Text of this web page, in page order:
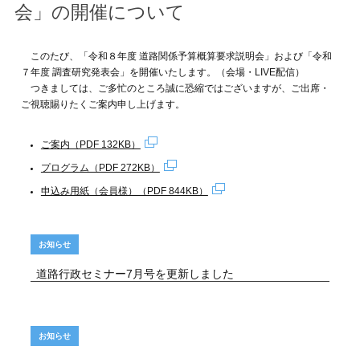
会」の開催について
このたび、「令和８年度 道路関係予算概算要求説明会」および「令和
７年度 調査研究発表会」を開催いたします。（会場・LIVE配信）
つきましては、ご多忙のところ誠に恐縮ではございますが、ご出席・
ご視聴賜りたくご案内申し上げます。
ご案内（PDF 132KB）
プログラム（PDF 272KB）
申込み用紙（会員様）（PDF 844KB）
お知らせ
道路行政セミナー7月号を更新しました
お知らせ